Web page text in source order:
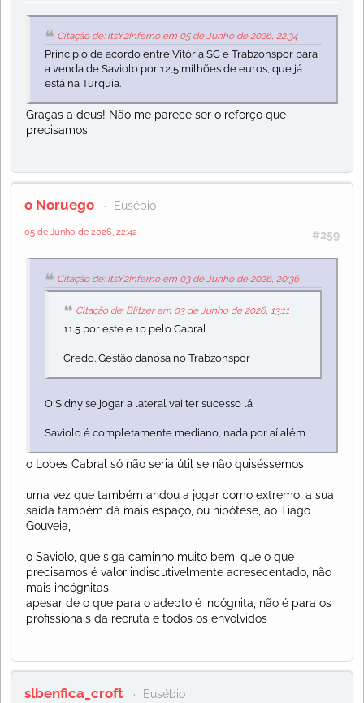
Citação de: ItsY2Inferno em 05 de Junho de 2026, 22:34
Príncipio de acordo entre Vitória SC e Trabzonspor para
a venda de Saviolo por 12,5 milhões de euros, que já
está na Turquia.
Graças a deus! Não me parece ser o reforço que
precisamos
o Noruego Eusébio
#259
05 de Junho de 2026, 22:42
Citação de: ItsY2Inferno em 03 de Junho de 2026, 20:36
Citação de: Blitzer em 03 de Junho de 2026, 13:11
11.5 por este e 10 pelo Cabral
Credo. Gestão danosa no Trabzonspor
O Sidny se jogar a lateral vai ter sucesso lá
Saviolo é completamente mediano, nada por aí além
o Lopes Cabral só não seria útil se não quiséssemos,
uma vez que também andou a jogar como extremo, a sua
saída também dá mais espaço, ou hipótese, ao Tiago
Gouveia,
o Saviolo, que siga caminho muito bem, que o que
precisamos é valor indiscutivelmente acresecentado, não
mais incógnitas
apesar de o que para o adepto é incógnita, não é para os
profissionais da recruta e todos os envolvidos
slbenfica_croft Eusébio